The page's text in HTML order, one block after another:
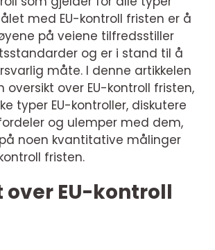
med EU-kontroll fristen er å
på veiene tilfredsstiller
og er i stand til å
måte. I denne artikkelen
oversikt over EU-kontroll fristen,
typer EU-kontroller, diskutere
og ulemper med dem,
noen kvantitative målinger
fristen.
over EU-kontroll